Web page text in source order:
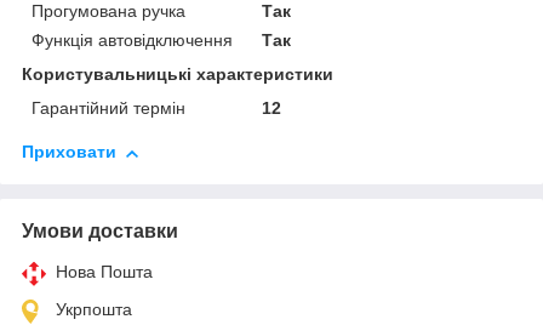
Прогумована ручка
Так
Функція автовідключення
Так
Користувальницькі характеристики
Гарантійний термін
12
Приховати
Умови доставки
Нова Пошта
Укрпошта